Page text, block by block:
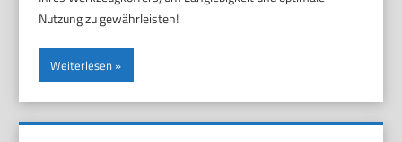
Nutzung zu gewährleisten!
Weiterlesen